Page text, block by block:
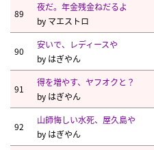
89
夜だ。年金残金ねだるよ
by マエストロ
90
安いで、レディースや
by はぎやん
91
得を増やす、ヤフオクと？
by はぎやん
92
山師悔しい水死、屋久島や
by はぎやん